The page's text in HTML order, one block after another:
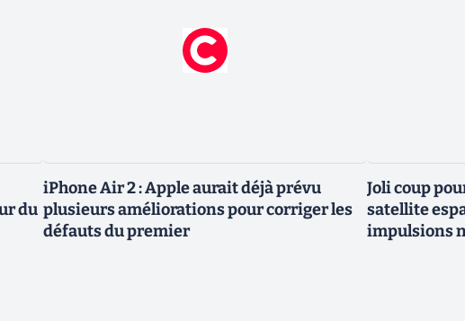
du
iPhone Air 2 : Apple aurait déjà prévu
plusieurs améliorations pour corriger les
défauts du premier
Joli coup
satellite
impulsions